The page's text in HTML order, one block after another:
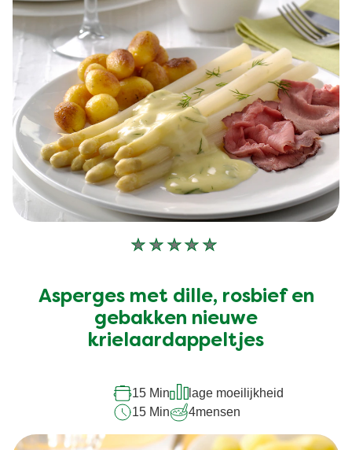
Geen
voor
deze
Asperges met dille, rosbief en
gebakken nieuwe
krielaardappeltjes
15 Min
lage moeilijkheid
15 Min
4mensen